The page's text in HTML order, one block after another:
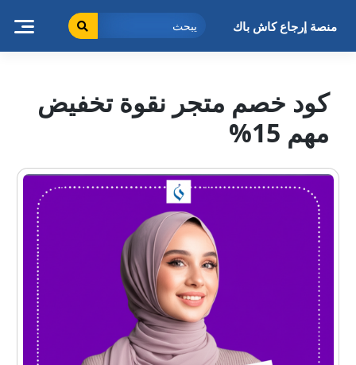
منصة إرجاع كاش باك
كود خصم متجر نقوة تخفيض
مهم 15%